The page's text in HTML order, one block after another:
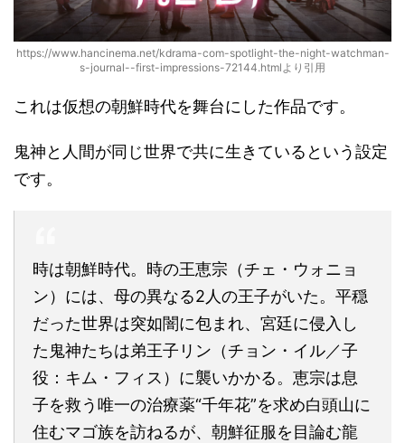
https://www.hancinema.net/kdrama-com-spotlight-the-night-watchman-
s-journal--first-impressions-72144.htmlより引用
これは仮想の朝鮮時代を舞台にした作品です。
鬼神と人間が同じ世界で共に生きているという設定
です。
時は朝鮮時代。時の王恵宗（チェ・ウォニョ
ン）には、母の異なる2人の王子がいた。平穏
だった世界は突如闇に包まれ、宮廷に侵入し
た鬼神たちは弟王子リン（チョン・イル／子
役：キム・フィス）に襲いかかる。恵宗は息
子を救う唯一の治療薬“千年花”を求め白頭山に
住むマゴ族を訪ねるが、朝鮮征服を目論む龍